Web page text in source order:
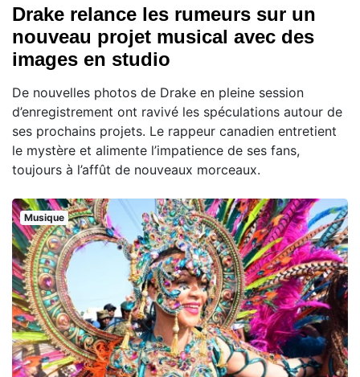
Drake relance les rumeurs sur un
nouveau projet musical avec des
images en studio
De nouvelles photos de Drake en pleine session
d’enregistrement ont ravivé les spéculations autour de
ses prochains projets. Le rappeur canadien entretient
le mystère et alimente l’impatience de ses fans,
toujours à l’affût de nouveaux morceaux.
Musique